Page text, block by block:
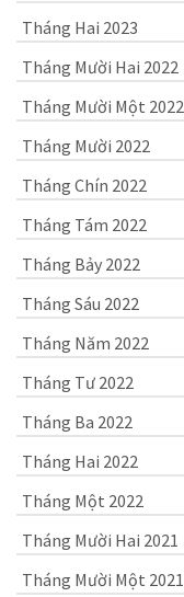
Tháng Hai 2023
Tháng Mười Hai 2022
Tháng Mười Một 2022
Tháng Mười 2022
Tháng Chín 2022
Tháng Tám 2022
Tháng Bảy 2022
Tháng Sáu 2022
Tháng Năm 2022
Tháng Tư 2022
Tháng Ba 2022
Tháng Hai 2022
Tháng Một 2022
Tháng Mười Hai 2021
Tháng Mười Một 2021